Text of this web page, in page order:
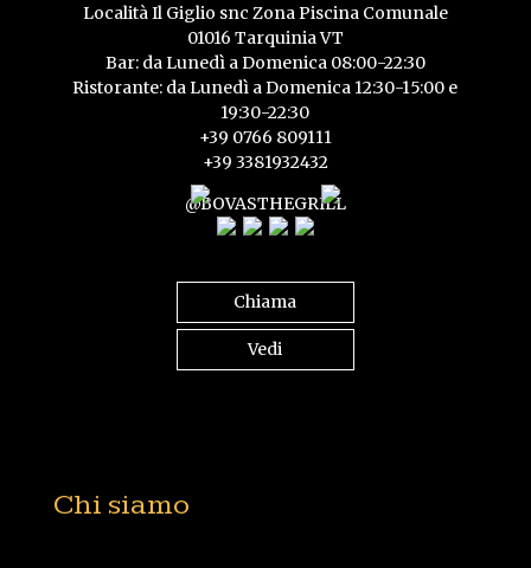
Località Il Giglio snc Zona Piscina Comunale
01016 Tarquinia VT
Bar: da Lunedì a Domenica 08:00-22:30
Ristorante: da Lunedì a Domenica 12:30-15:00 e
19:30-22:30
+39 0766 809111
+39 3381932432
@BOVASTHEGRILL
Chiama
Vedi
Chi siamo